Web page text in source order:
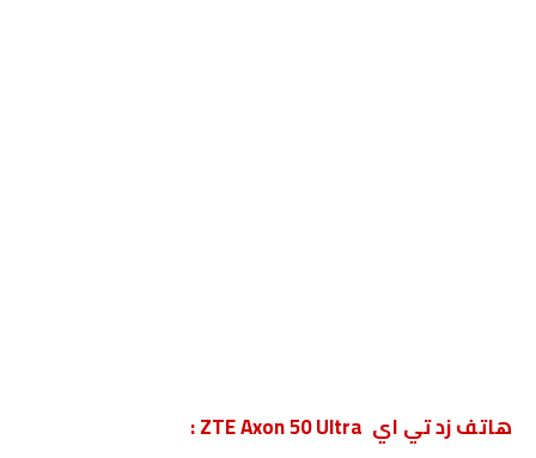
هاتف زد تي اي ZTE Axon 50 Ultra :